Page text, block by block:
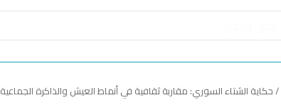
/حكاية الشتاء السوري: مقاربة ثقافية في أنماط العيش والذاكرة الجماعية